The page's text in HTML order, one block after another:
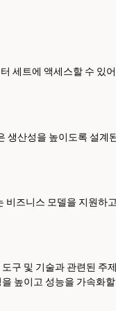
세트에 액세스할 수 있
생산성을 높이도록 설계
비즈니스 모델을 지원하
구 및 기술과 관련된 주
높이고 성능을 가속화